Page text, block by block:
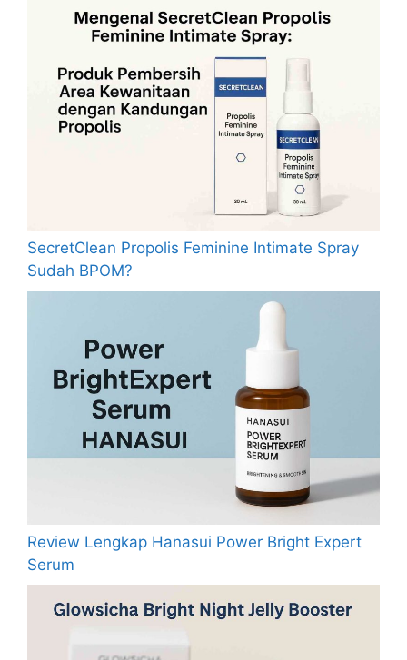
SecretClean Propolis Feminine Intimate Spray
Sudah BPOM?
Review Lengkap Hanasui Power Bright Expert
Serum